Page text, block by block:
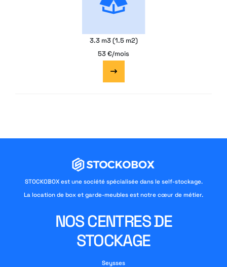
3.3 m3 (1.5 m2)
53 €/mois
STOCKOBOX est une société spécialisée dans le self-stockage.
La location de box et garde-meubles est notre cœur de métier.
NOS CENTRES DE
STOCKAGE
Seysses